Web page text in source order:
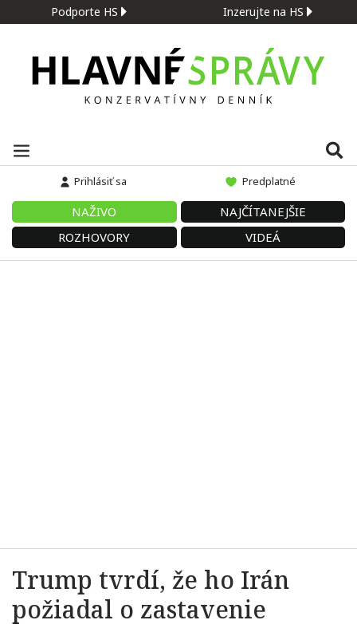
Podporte HS Inzerujte na HS
Prihlásiť sa Predplatné
NAŽIVO
NAJČÍTANEJŠIE
ROZHOVORY
VIDEÁ
Trump tvrdí, že ho Irán
požiadal o zastavenie